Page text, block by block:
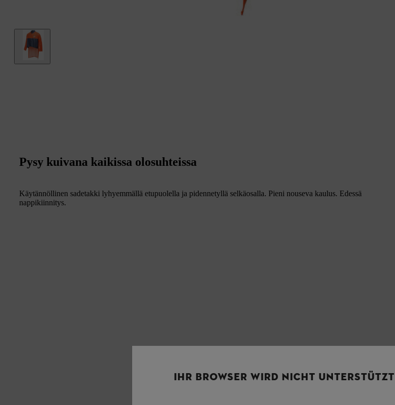
Pysy kuivana kaikissa olosuhteissa
Käytännöllinen sadetakki lyhyemmällä etupuolella ja pidennetyllä selkäosalla. Pieni nouseva kaulus. Edessä
nappikiinnitys.
IHR BROWSER WIRD NICHT UNTERSTÜTZT